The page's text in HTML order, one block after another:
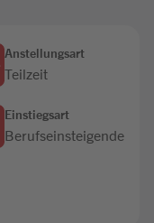
Anstellungsart
Teilzeit
Einstiegsart
Berufseinsteigende